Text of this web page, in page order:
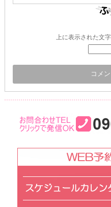
上に表示された文